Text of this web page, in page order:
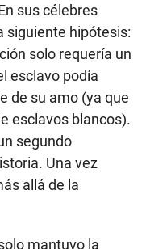
sus célebres
siguiente hipótesis:
solo requería un
esclavo podía
de su amo (ya que
esclavos blancos).
segundo
Una vez
allá de la
mantuvo la